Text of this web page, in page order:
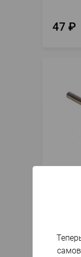
47 ₽
186